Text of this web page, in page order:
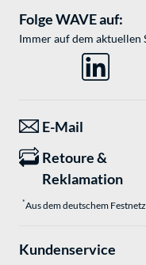
Folge WAVE auf:
Immer auf dem aktuellen
E-Mail
Retoure &
Reklamation
*Aus dem deutschem
Kundenservice